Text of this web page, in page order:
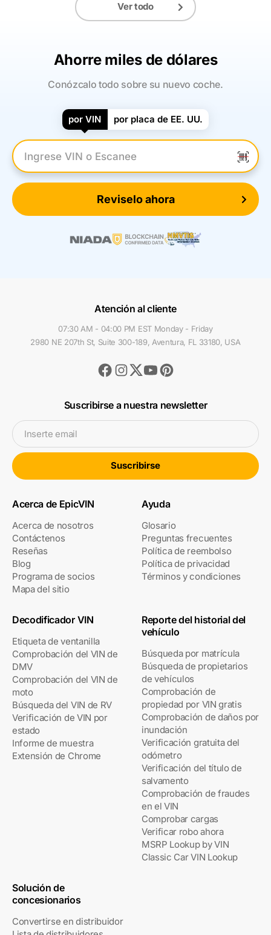
Ver todo
Ahorre miles de dólares
Conózcalo todo sobre su nuevo coche.
por VIN por placa de EE. UU.
Introduzca el VIN
Reviselo ahora
Atención al cliente
07:30 AM - 04:00 PM EST Monday - Friday
2980 NE 207th St, Suite 300-189, Aventura, FL 33180, USA
Facebook
Instagram
TwitterYoutubePinterest
Suscribirse a nuestra newsletter
Inserte email
Suscribirse
Acerca de EpicVIN
Acerca de nosotros
Contáctenos
Reseñas
Blog
Programa de socios
Mapa del sitio
Ayuda
Glosario
Preguntas frecuentes
Política de reembolso
Política de privacidad
Términos y condiciones
Decodificador VIN
Etiqueta de ventanilla
Comprobación del VIN de
DMV
Comprobación del VIN de
moto
Búsqueda del VIN de RV
Verificación de VIN por
estado
Informe de muestra
Extensión de Chrome
Reporte del historial del
vehículo
Búsqueda por matrícula
Búsqueda de propietarios
de vehículos
Comprobación de
propiedad por VIN gratis
Comprobación de daños por
inundación
Verificación gratuita del
odómetro
Verificación del título de
salvamento
Comprobación de fraudes
en el VIN
Comprobar cargas
Verificar robo ahora
MSRP Lookup by VIN
Classic Car VIN Lookup
Solución de
concesionarios
Convertirse en distribuidor